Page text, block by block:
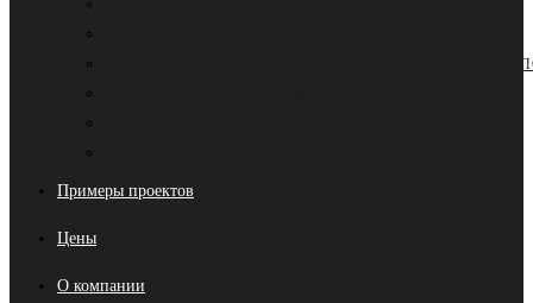
Разработка проекта организации работ по сносу и демонтажу
Примеры проектов
Цены
О компании